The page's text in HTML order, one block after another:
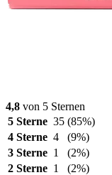
4,8 von 5 Sternen
5 Sterne 35 (85%)
4 Sterne 4
(9%)
3 Sterne 1
(2%)
2 Sterne 1
(2%)